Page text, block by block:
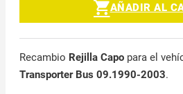
AÑADIR AL
Recambio Rejilla Capopara el
Transporter Bus 09.1990-2003.